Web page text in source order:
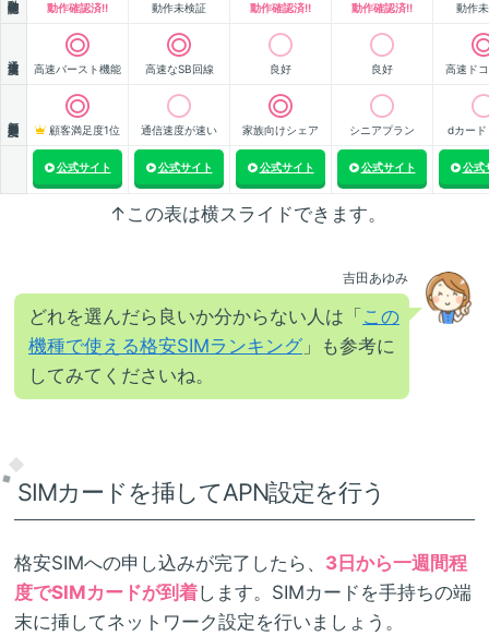
動作確認済!! 動作未検証 動作確認済!! 動作確認済!! 動作
高速バースト機能 高速なSB回線 良好 良好 高速ド
顧客満足度1位 通信速度が速い 家族向けシェア シニアプラン dカード
公式サイト 公式サイト 公式サイト 公式サイト 公式
↑この表は横スライドできます。
吉田あゆみ
どれを選んだら良いか分からない人は「 この
機種で使える格安SIMランキング 」も参考に
してみてくださいね。
SIMカードを挿してAPN設定を行う
格安SIMへの申し込みが完了したら、 3日から一週間程
度でSIMカードが到着します。SIMカードを手持ちの端
末に挿してネットワーク設定を行いましょう。